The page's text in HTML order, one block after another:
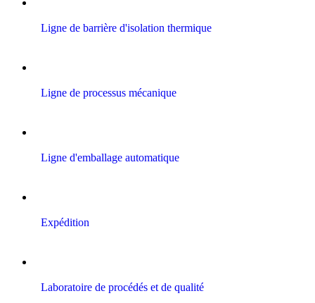
Ligne de barrière d'isolation thermique
Ligne de processus mécanique
Ligne d'emballage automatique
Expédition
Laboratoire de procédés et de qualité